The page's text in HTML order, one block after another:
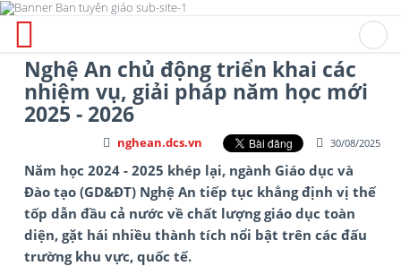
Nghệ An chủ động triển khai các
nhiệm vụ, giải pháp năm học mới
2025 - 2026
30/08/2025
nghean.dcs.vn
Năm học 2024 - 2025 khép lại, ngành Giáo dục và
Đào tạo (GD&ĐT) Nghệ An tiếp tục khẳng định vị thế
tốp dẫn đầu cả nước về chất lượng giáo dục toàn
diện, gặt hái nhiều thành tích nổi bật trên các đấu
trường khu vực, quốc tế.